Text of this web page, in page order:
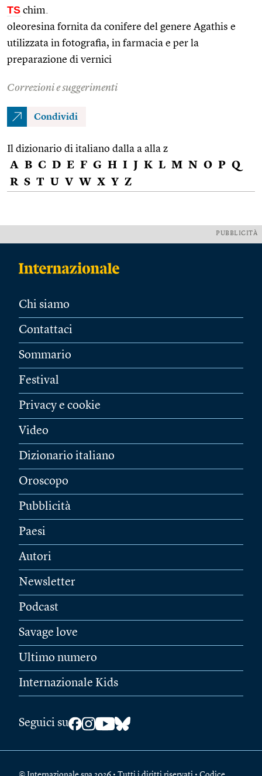
TS chim.
oleoresina fornita da conifere del genere Agathis e
utilizzata in fotografia, in farmacia e per la
preparazione di vernici
Correzioni e suggerimenti
Condividi
Il dizionario di italiano dalla a alla z
A B C D E F G H I J K L M N O P Q
R S T U V W X Y Z
PUBBLICITÀ
Chi siamo
Contattaci
Sommario
Festival
Privacy e cookie
Video
Dizionario italiano
Oroscopo
Pubblicità
Paesi
Autori
Newsletter
Podcast
Savage love
Ultimo numero
Internazionale Kids
Seguici su